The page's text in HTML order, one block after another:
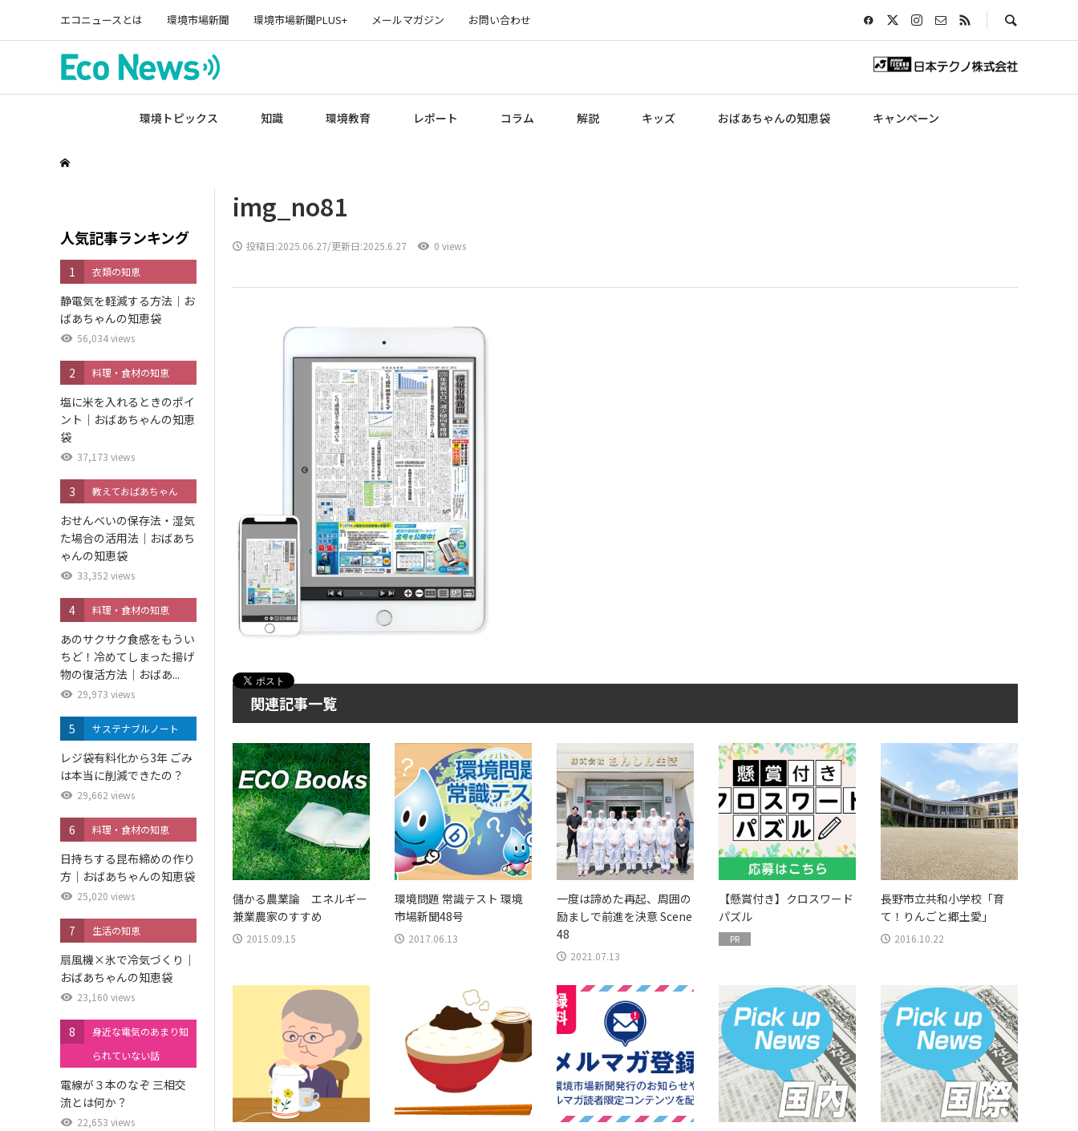
エコニュースとは 環境市場新聞 環境市場新聞PLUS+ メールマガジン お問い合わせ
環境トピックス 知識 環境教育 レポート コラム 解説 キッズ おばあちゃんの知恵袋 キャンペーン
img_no81
投稿日:2025.06.27/更新日:2025.6.27 0 views
関連記事一覧
儲かる農業論 エネルギー
兼業農家のすすめ
2015.09.15
環境問題 常識テスト 環境
市場新聞48号
2017.06.13
一度は諦めた再起、周囲の
励ましで前進を決意 Scene
48
2021.07.13
【懸賞付き】クロスワード
パズル
PR
長野市立共和小学校「育
て！りんごと郷土愛」
2016.10.22
人気記事ランキング
1 衣類の知恵
静電気を軽減する方法｜お
ばあちゃんの知恵袋
56,034 views
2 料理・食材の知恵
塩に米を入れるときのポイ
ント｜おばあちゃんの知恵
袋
37,173 views
3 教えておばあちゃん
おせんべいの保存法・湿気
た場合の活用法｜おばあち
ゃんの知恵袋
33,352 views
4 料理・食材の知恵
あのサクサク食感をもうい
ちど！冷めてしまった揚げ
物の復活方法｜おばあ...
29,973 views
5 サステナブルノート
レジ袋有料化から3年 ごみ
は本当に削減できたの？
29,662 views
6 料理・食材の知恵
日持ちする昆布締めの作り
方｜おばあちゃんの知恵袋
25,020 views
7 生活の知恵
扇風機×氷で冷気づくり｜
おばあちゃんの知恵袋
23,160 views
8
身近な電気のあまり知
られていない話
電線が３本のなぞ 三相交
流とは何か？
22,653 views